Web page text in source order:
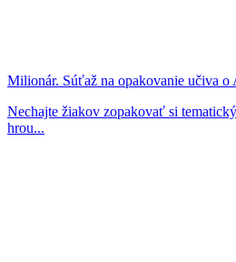
Milionár. Súťaž na opakovanie učiva o
Nechajte žiakov zopakovať si
hrou...